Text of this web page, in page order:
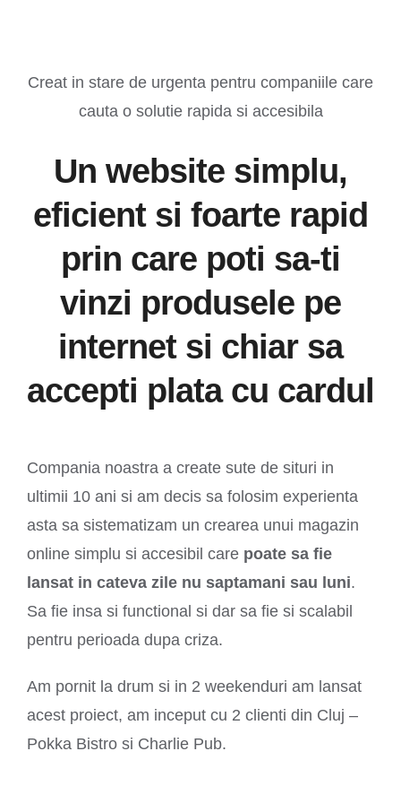
Creat in stare de urgenta pentru companiile care
cauta o solutie rapida si accesibila
Un website simplu,
eficient si foarte rapid
prin care poti sa-ti
vinzi produsele pe
internet si chiar sa
accepti plata cu cardul
Compania noastra a create sute de situri in
ultimii 10 ani si am decis sa folosim experienta
asta sa sistematizam un crearea unui magazin
online simplu si accesibil care poate sa fie
lansat in cateva zile nu saptamani sau luni.
Sa fie insa si functional si dar sa fie si scalabil
pentru perioada dupa criza.
Am pornit la drum si in 2 weekenduri am lansat
acest proiect, am inceput cu 2 clienti din Cluj –
Pokka Bistro si Charlie Pub.